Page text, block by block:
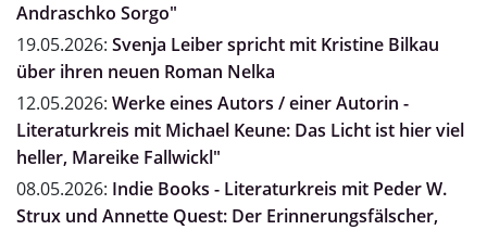
Andraschko Sorgo"
19.05.2026: Svenja Leiber spricht mit Kristine Bilkau
über ihren neuen Roman Nelka
12.05.2026: Werke eines Autors / einer Autorin -
Literaturkreis mit Michael Keune: Das Licht ist hier viel
heller, Mareike Fallwickl"
08.05.2026: Indie Books - Literaturkreis mit Peder W.
Strux und Annette Quest: Der Erinnerungsfälscher,